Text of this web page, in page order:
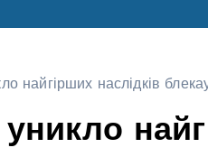
найгірших наслідків